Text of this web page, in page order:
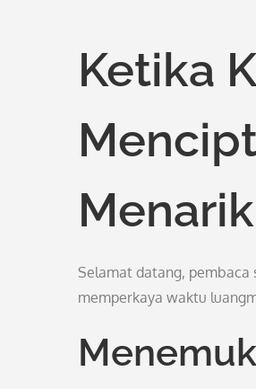
Ketika
Menarik
Selamat datang, pembaca
memperkaya waktu